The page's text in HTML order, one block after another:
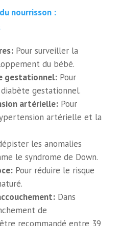
nourrisson :
Pour surveiller la
du bébé.
gestationnel: Pour
gestationnel.
artérielle: Pour
artérielle et la
les anomalies
le syndrome de Down.
Pour réduire le risque
Dans
de
recommandé entre 39